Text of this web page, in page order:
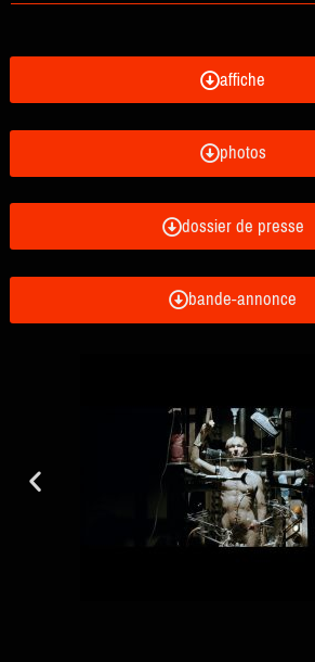
affiche
photos
dossier de presse
bande-annonce